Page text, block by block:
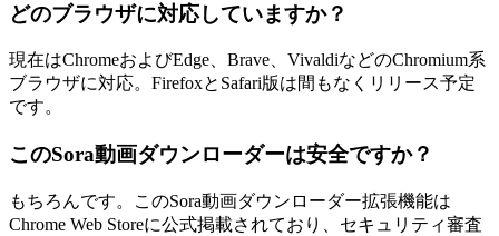
どのブラウザに対応していますか？
現在はChromeおよびEdge、Brave、VivaldiなどのChromium系
ブラウザに対応。FirefoxとSafari版は間もなくリリース予定
です。
このSora動画ダウンローダーは安全ですか？
もちろんです。このSora動画ダウンローダー拡張機能は
Chrome Web Storeに公式掲載されており、セキュリティ審査